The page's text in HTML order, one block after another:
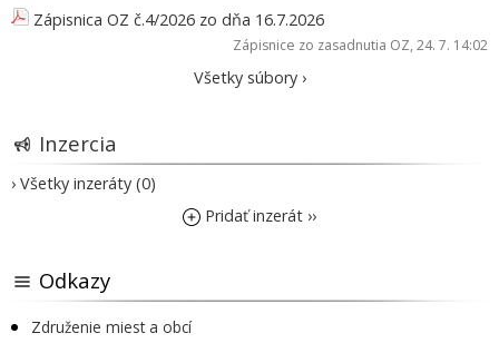
Zápisnica OZ č.4/2026 zo dňa 16.7.2026
Zápisnice zo zasadnutia OZ, 24. 7. 14:02
Všetky súbory ›
Inzercia
› Všetky inzeráty (0)
Pridať inzerát ››
Odkazy
Združenie miest a obcí